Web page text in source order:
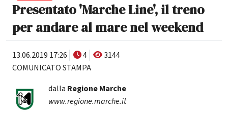
Presentato 'Marche Line', il treno
per andare al mare nel weekend
13.06.2019 17:26 4
3144
COMUNICATO STAMPA
dalla Regione Marche
www.regione.marche.it